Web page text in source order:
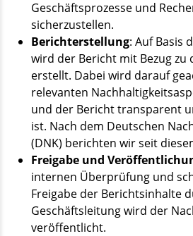
Geschäftsprozesse und
sicherzustellen.
Berichterstellung: Auf Basis
wird der Bericht mit Bezug zu
erstellt. Dabei wird darauf
relevanten
und der Bericht transparent
ist. Nach dem Deutschen
(DNK) berichten wir seit
Freigabe und
internen Überprüfung und
Freigabe der Berichtsinhalte
Geschäftsleitung wird der
veröffentlicht.